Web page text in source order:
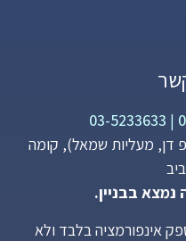
|
03-5233633
(מרכז טופ דן, מעליות שמאל), קומה
נמצא בבניין.
אינפורמציה בלבד ולא